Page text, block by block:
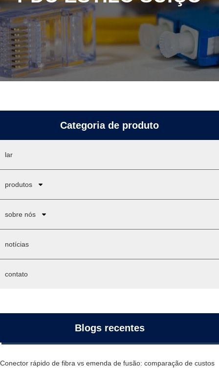
Categoria de produto
lar
produtos
sobre nós
notícias
contato
Blogs recentes
Conector rápido de fibra vs emenda de fusão: comparação de custos